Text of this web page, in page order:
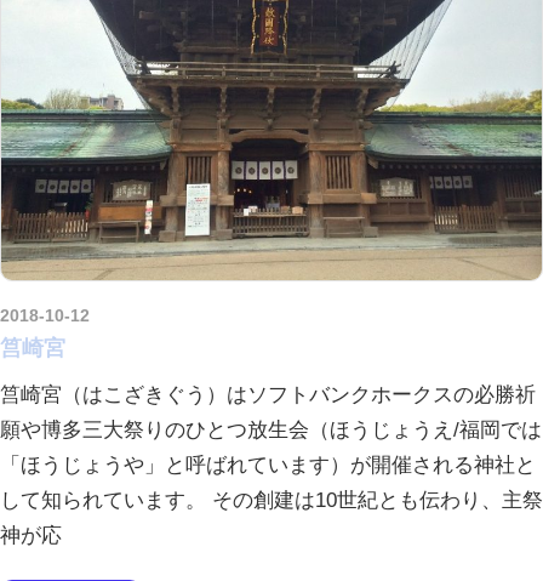
2018-10-12
筥崎宮
筥崎宮（はこざきぐう）はソフトバンクホークスの必勝祈
願や博多三大祭りのひとつ放生会（ほうじょうえ/福岡では
「ほうじょうや」と呼ばれています）が開催される神社と
して知られています。 その創建は10世紀とも伝わり、主祭
神が応